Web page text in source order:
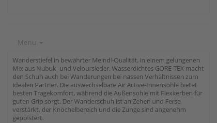
Menu
Wanderstiefel in bewährter Meindl-Qualität, in einem gelungenen
Mix aus Nubuk- und Veloursleder. Wasserdichtes GORE-TEX macht
den Schuh auch bei Wanderungen bei nassen Verhältnissen zum
idealen Partner. Die auswechselbare Air Active-Innensohle bietet
besten Tragekomfort, während die Außensohle mit Flexkerben für
guten Grip sorgt. Der Wanderschuh ist an Zehen und Ferse
verstärkt, der Knöchelbereich und die Zunge sind angenehm
gepolstert.